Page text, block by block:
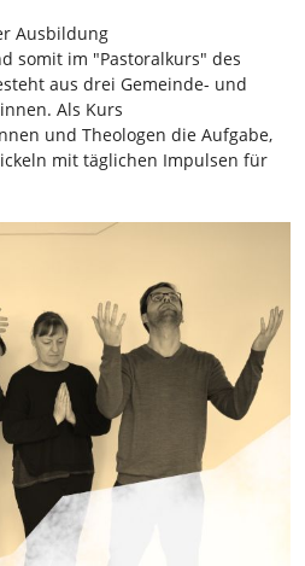
Ausbildung
somit im "Pastoralkurs" des
aus drei Gemeinde- und
Als Kurs
und Theologen die Aufgabe,
mit täglichen Impulsen für